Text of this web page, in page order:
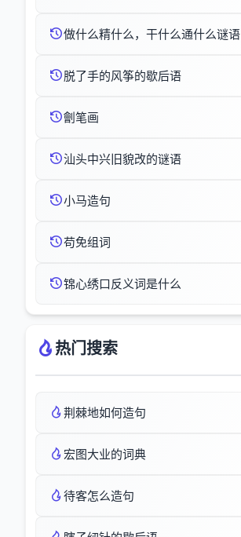
做什么精什么，干什么通什么谜语
脱了手的风筝的歇后语
劊笔画
汕头中兴旧貌改的谜语
小马造句
苟免组词
锦心绣口反义词是什么
热门搜索
荆棘地如何造句
宏图大业的词典
待客怎么造句